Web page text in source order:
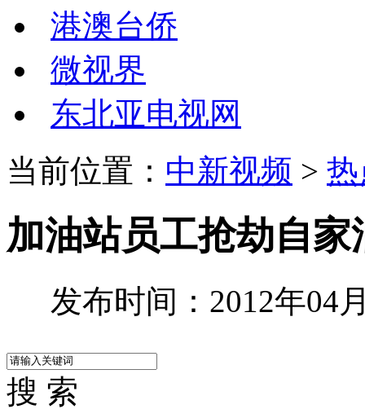
港澳台侨
微视界
东北亚电视网
当前位置： 中新视频 >
加油站员工抢劫自
发布时间：2012年04
搜 索